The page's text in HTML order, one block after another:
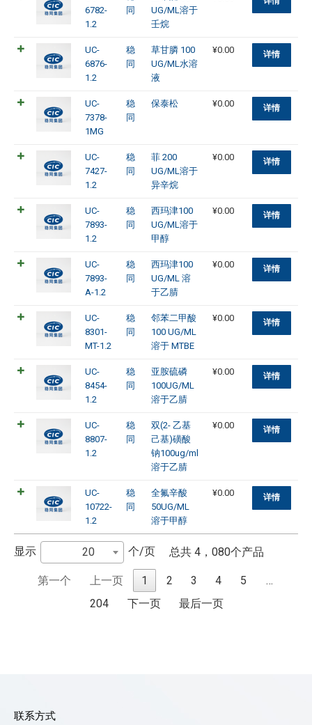
6782-
1.2
同
UG/ML溶于
壬烷
UC-
6876-
1.2
稳
同
草甘膦 100
UG/ML水溶
液
¥0.00 详情
UC-
7378-
1MG
稳
同
保泰松 ¥0.00 详情
UC-
7427-
1.2
稳
同
菲 200
UG/ML溶于
异辛烷
¥0.00 详情
UC-
7893-
1.2
稳
同
西玛津100
UG/ML溶于
甲醇
¥0.00 详情
UC-
7893-
A-1.2
稳
同
西玛津100
UG/ML 溶
于乙腈
¥0.00 详情
UC-
8301-
MT-1.2
稳
同
邻苯二甲酸
100 UG/ML
溶于 MTBE
¥0.00 详情
UC-
8454-
1.2
稳
同
亚胺硫磷
100UG/ML
溶于乙腈
¥0.00 详情
UC-
8807-
1.2
稳
同
双(2- 乙基
己基)磺酸
钠100ug/ml
溶于乙腈
¥0.00 详情
UC-
10722-
1.2
稳
同
全氟辛酸
50UG/ML
溶于甲醇
¥0.00 详情
显示 20 个/页 总共 4，080个产品
第一个 上一页 1 2 3 4 5
…
204
下一页 最后一页
联系方式